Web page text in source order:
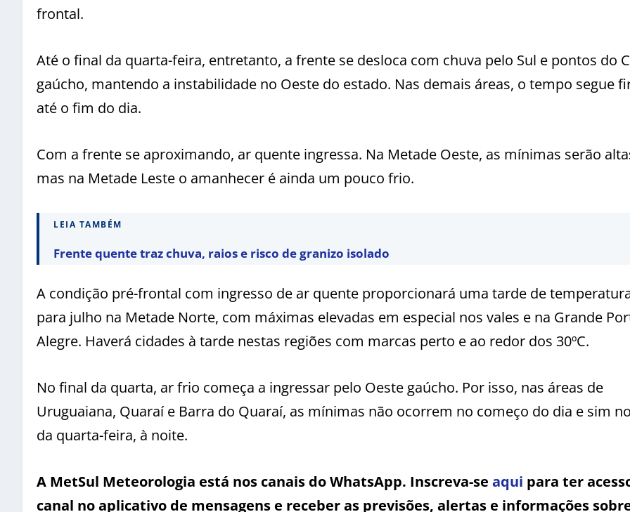
frontal.
Até o final da quarta-feira, entretanto, a frente se desloca com chuva pelo Sul e pontos do
gaúcho, mantendo a instabilidade no Oeste do estado. Nas demais áreas, o tempo segue
até o fim do dia.
Com a frente se aproximando, ar quente ingressa. Na Metade Oeste, as mínimas serão
mas na Metade Leste o amanhecer é ainda um pouco frio.
LEIA TAMBÉM
Frente quente traz chuva, raios e risco de granizo isolado
A condição pré-frontal com ingresso de ar quente proporcionará uma tarde de
para julho na Metade Norte, com máximas elevadas em especial nos vales e na Grande
Alegre. Haverá cidades à tarde nestas regiões com marcas perto e ao redor dos 30ºC.
No final da quarta, ar frio começa a ingressar pelo Oeste gaúcho. Por isso, nas áreas de
Uruguaiana, Quaraí e Barra do Quaraí, as mínimas não ocorrem no começo do dia e sim
da quarta-feira, à noite.
A MetSul Meteorologia está nos canais do WhatsApp. Inscreva-se aqui para ter
canal no aplicativo de mensagens e receber as previsões, alertas e informações